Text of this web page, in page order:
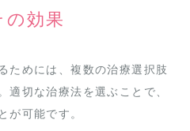
の効果
ためには、複数の治療選択肢
適切な治療法を選ぶことで、
が可能です。